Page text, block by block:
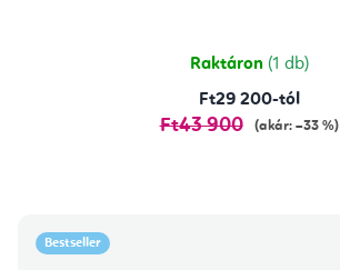
Raktáron (1 db)
Ft29 200-tól
Ft43 900 (akár: –33 %)
Bestseller